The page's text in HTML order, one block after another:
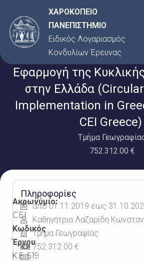
στο
περιεχόμενο
ΧΑΡΟΚΟΠΕΙΟ
ΠΑΝΕΠΙΣΤΗΜΙΟ
Ειδικός Λογαριασμός
Κονδυλίων Έρευνας
Εφαρμογή της
στην Ελλάδα
Implementation in
CEI Greece)
Τμήμα
752.312.00 €
Ακρωνύμιο:
CEI
Κωδικός
Έργου:
Κ.Ε.519
Πληροφορίες
από 01.11.2019 έως
Καθηγήτρια Λαζαρίδη
Τμήμα Γεωγραφίας
752.312.00 €